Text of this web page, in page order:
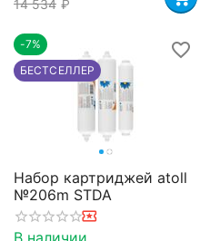
14 534 ₽
-7%
БЕСТСЕЛЛЕР
Набор картриджей atoll
№206m STDA